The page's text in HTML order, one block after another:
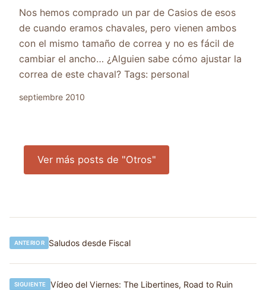
Nos hemos comprado un par de Casios de esos
de cuando eramos chavales, pero vienen ambos
con el mismo tamaño de correa y no es fácil de
cambiar el ancho… ¿Alguien sabe cómo ajustar la
correa de este chaval? Tags: personal
septiembre 2010
Ver más posts de "Otros"
Navegación
ANTERIOR Saludos desde Fiscal
SIGUIENTE Vídeo del Viernes: The Libertines, Road to Ruin